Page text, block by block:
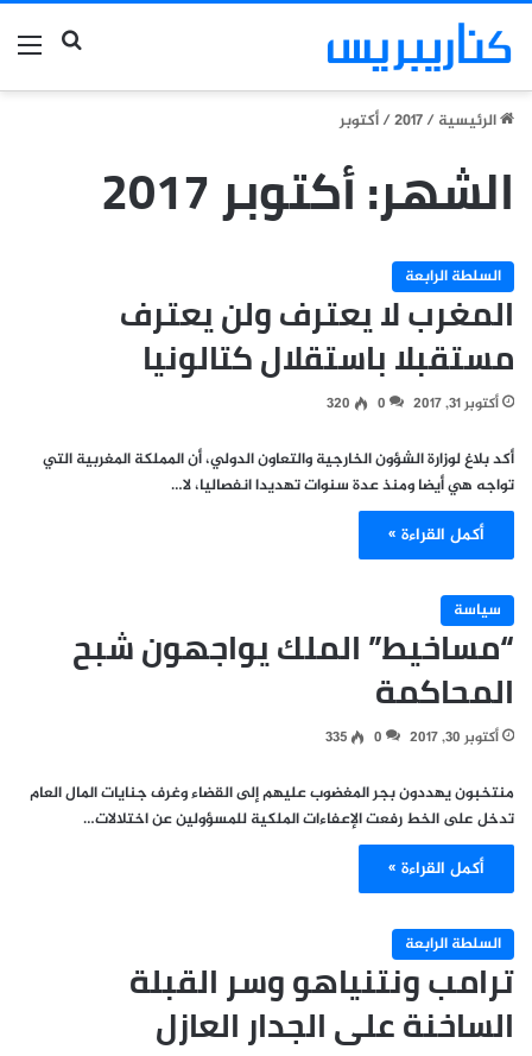
بحث
الرئيسية/
2017
/أكتوبر
الشهر:أكتوبر 2017
السلطة الرابعة
‬مستقبلا‭ ‬باستقلال‭ ‬كتالونيا
أكتوبر 31, 2017 0
320
‬تواجه‭ ‬هي‭ ‬أيضا‭ ‬ومنذ‭ ‬عدة‭ ‬سنوات‭ ‬تهديدا‭ ‬انفصاليا،‭ ‬لا‭…
أكمل القراءة »
سياسة
“مساخيط” الملك يواجهون شبح
المحاكمة
أكتوبر 30, 2017 0
335
منتخبون يهددون بجر المغضوب عليهم إلى القضاء وغرف جنايات المال العام
تدخل على الخط رفعت الإعفاءات الملكية للمسؤولين عن اختلالات…
أكمل القراءة »
السلطة الرابعة
ترامب ونتنياهو وسر القبلة
الساخنة على الجدار العازل